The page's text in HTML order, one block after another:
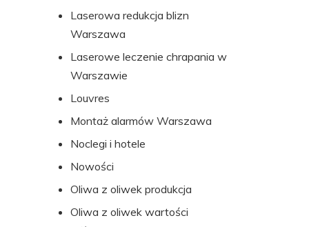
Laserowa redukcja blizn
Warszawa
Laserowe leczenie chrapania w
Warszawie
Louvres
Montaż alarmów Warszawa
Noclegi i hotele
Nowości
Oliwa z oliwek produkcja
Oliwa z oliwek wartości